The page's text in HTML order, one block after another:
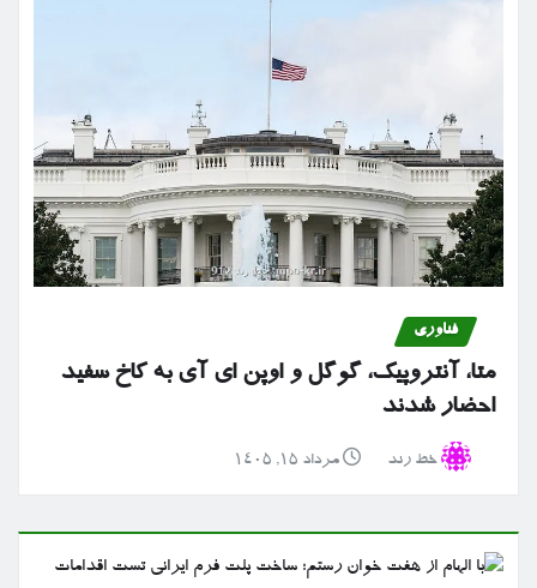
فناوری
متا، آنتروپیک، گوگل و اوپن ای آی به کاخ سفید
احضار شدند
خط رند مرداد ۱۵, ۱۴۰۵